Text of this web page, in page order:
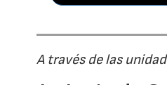
A través de las